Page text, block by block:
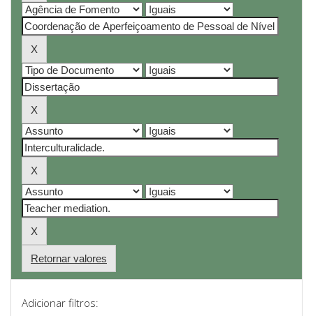
Retornar valores
Adicionar filtros: